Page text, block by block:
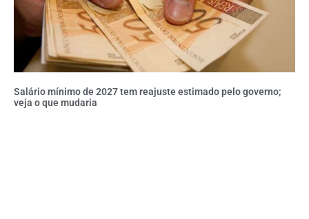
Salário mínimo de 2027 tem reajuste estimado pelo governo;
veja o que mudaria